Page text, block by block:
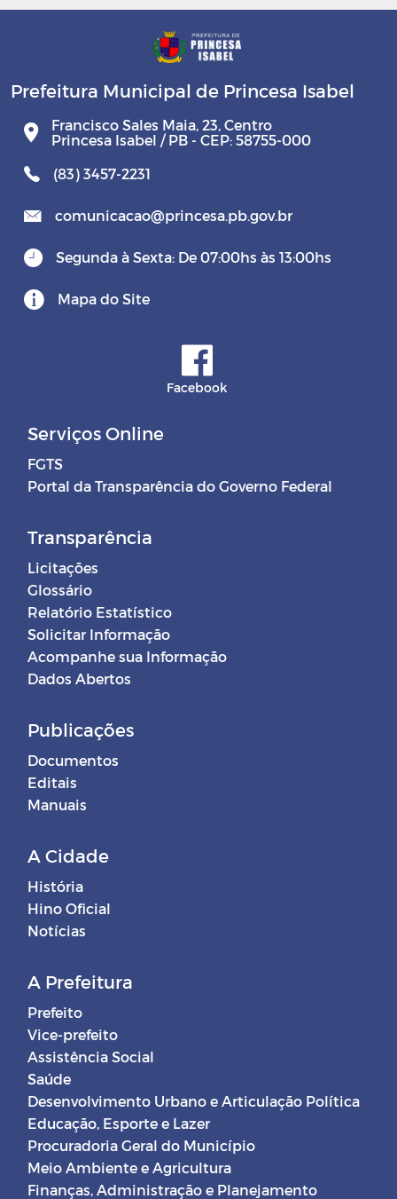
Prefeitura Municipal de Princesa Isabel
Francisco Sales Maia, 23, Centro
Princesa Isabel / PB - CEP: 58755-000
(83) 3457-2231
comunicacao@princesa.pb.gov.br
Segunda à Sexta: De 07:00hs às 13:00hs
Mapa do Site
Facebook
Serviços Online
FGTS
Portal da Transparência do Governo Federal
Transparência
Licitações
Glossário
Relatório Estatístico
Solicitar Informação
Acompanhe sua Informação
Dados Abertos
Publicações
Documentos
Editais
Manuais
A Cidade
História
Hino Oficial
Notícias
A Prefeitura
Prefeito
Vice-prefeito
Assistência Social
Saúde
Desenvolvimento Urbano e Articulação Política
Educação, Esporte e Lazer
Procuradoria Geral do Município
Meio Ambiente e Agricultura
Finanças, Administração e Planejamento